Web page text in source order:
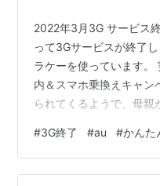
2022年3月3G サービス
って3Gサービスが終了
ラケーを使っています。
内＆スマホ乗換えキャン
られてくるようで、母親
状と保険証を用意して、
ショップに行ってきまし
は5年ぶりくらい。事前
#3G終了 #au #かんた